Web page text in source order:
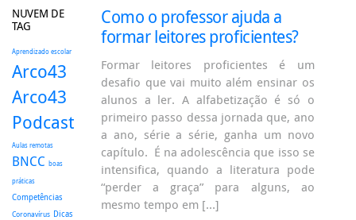
NUVEM DE
TAG
Aprendizado escolar
Arco43
Arco43
Podcast
Aulas remotas
BNCC boas
práticas
Competências
Coronavírus Dicas
Como o professor ajuda a
formar leitores proficientes?
Formar leitores proficientes é um
desafio que vai muito além ensinar os
alunos a ler. A alfabetização é só o
primeiro passo dessa jornada que, ano
a ano, série a série, ganha um novo
capítulo. É na adolescência que isso se
intensifica, quando a literatura pode
“perder a graça” para alguns, ao
mesmo tempo em […]